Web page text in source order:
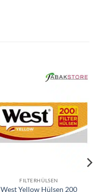
FILTERHÜLSEN
West Yellow Hülsen 200